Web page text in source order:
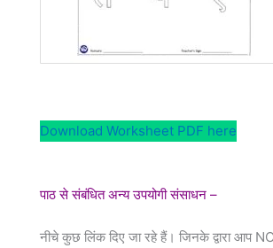
Download Worksheet PDF here
पाठ से संबंधित अन्य उपयोगी संसाधन –
नीचे कुछ लिंक दिए जा रहे हैं। जिनके द्वारा आप